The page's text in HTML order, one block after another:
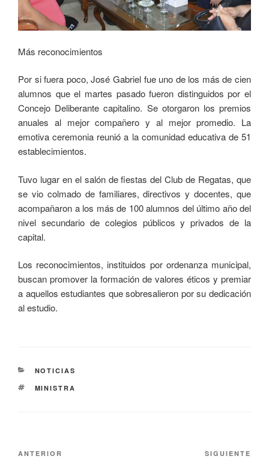
Más reconocimientos
Por si fuera poco, José Gabriel fue uno de los más de cien
alumnos que el martes pasado fueron distinguidos por el
Concejo Deliberante capitalino. Se otorgaron los premios
anuales al mejor compañero y al mejor promedio. La
emotiva ceremonia reunió a la comunidad educativa de 51
establecimientos.
Tuvo lugar en el salón de fiestas del Club de Regatas, que
se vio colmado de familiares, directivos y docentes, que
acompañaron a los más de 100 alumnos del último año del
nivel secundario de colegios públicos y privados de la
capital.
Los reconocimientos, instituidos por ordenanza municipal,
buscan promover la formación de valores éticos y premiar
a aquellos estudiantes que sobresalieron por su dedicación
al estudio.
NOTICIAS
MINISTRA
ANTERIOR SIGUIENTE